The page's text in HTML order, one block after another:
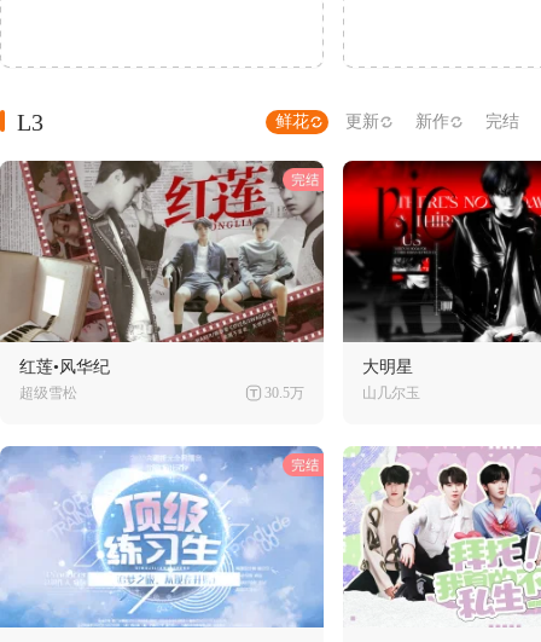
L3 鲜花 更新 新作 完结
红莲•风华纪
超级雪松 30.5万
大明星
山几尔玉